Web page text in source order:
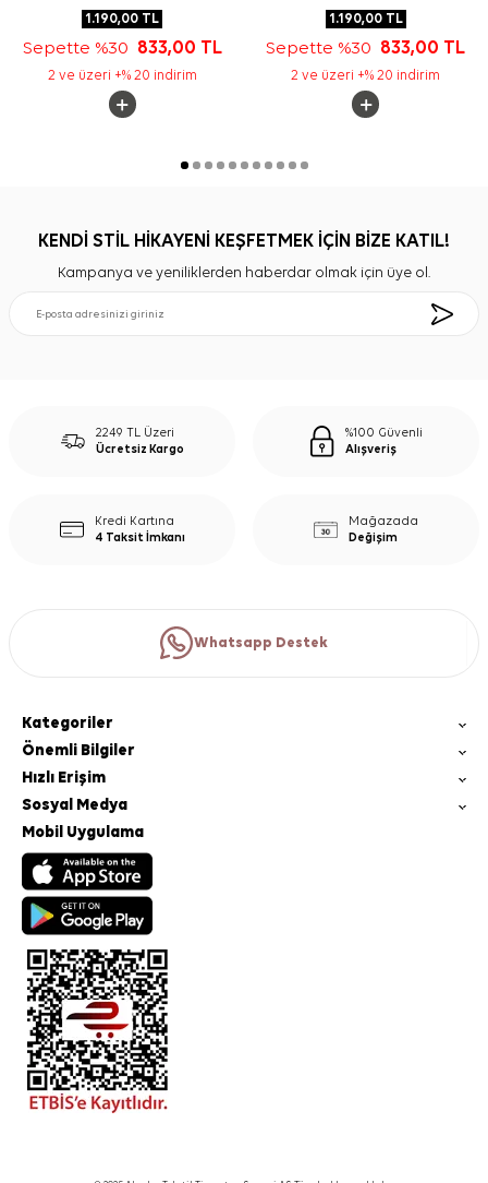
1.190,00 TL
Sepette %30 833,00 TL
2 ve üzeri +% 20 indirim
1.190,00TL
Sepette %30 833,00 TL
2 ve üzeri +% 20 indirim
KENDİ STİL HİKAYENİ KEŞFETMEK İÇİN BİZE KATIL!
Kampanya ve yeniliklerden haberdar olmak için üye ol.
2249 TL Üzeri
Ücretsiz Kargo
%100 Güvenli
Alışveriş
Kredi Kartına
4 Taksit İmkanı
Mağazada
Değişim
Whatsapp Destek
Kategoriler
Önemli Bilgiler
Hızlı Erişim
Sosyal Medya
Mobil Uygulama